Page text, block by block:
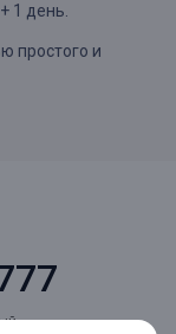
1 день.
простого и